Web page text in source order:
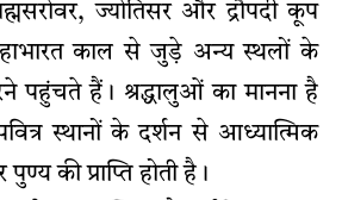
ज्योतिसर और द्रौपदी कूप
काल से जुड़े अन्य स्थलों के
पहुंचते हैं। श्रद्धालुओं का मानना है
स्थानों के दर्शन से आध्यात्मिक
की प्राप्ति होती है।